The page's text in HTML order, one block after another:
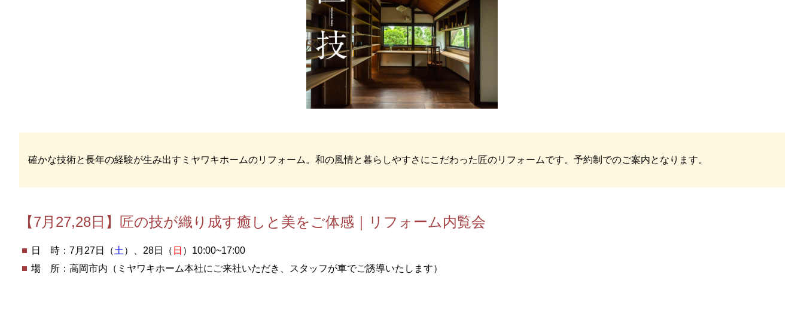
確かな技術と長年の経験が生み出すミヤワキホームのリフォーム。和の風情と暮らしやすさにこだわった匠のリフォームです。予約制でのご案内となります。
【7月27,28日】匠の技が織り成す癒しと美をご体感｜リフォーム内覧会
日 時：7月27日（土 ）、28日（ 日 ）10:00~17:00
場 所：高岡市内（ミヤワキホーム本社にご来社いただき、スタッフが車でご誘導いたします）